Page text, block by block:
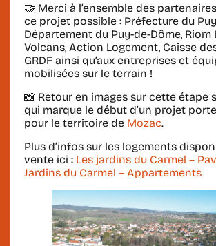
🤝 Merci à l’ensemble des
ce projet possible : Préfecture du
Département du Puy-de-Dôme, Riom
Volcans, Action Logement, Caisse
GRDF ainsi qu’aux entreprises et
mobilisées sur le terrain !
📸 Retour en images sur cette étape
qui marque le début d’un projet
pour le territoire de Mozac.
Plus d’infos sur les logements
vente ici : Les jardins du Carmel –
Jardins du Carmel – Appartements